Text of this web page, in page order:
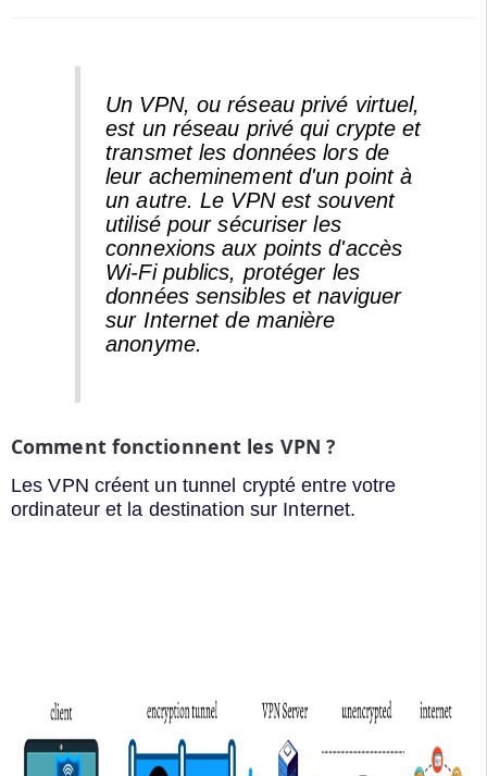
Un VPN, ou réseau privé virtuel,
est un réseau privé qui crypte et
transmet les données lors de
leur acheminement d'un point à
un autre. Le VPN est souvent
utilisé pour sécuriser les
connexions aux points d'accès
Wi-Fi publics, protéger les
données sensibles et naviguer
sur Internet de manière
anonyme.
Comment fonctionnent les VPN ?
Les VPN créent un tunnel crypté entre votre
ordinateur et la destination sur Internet.